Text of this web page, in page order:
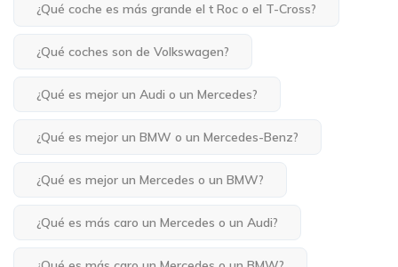
¿Qué coche es más grande el t Roc o el T-Cross?
¿Qué coches son de Volkswagen?
¿Qué es mejor un Audi o un Mercedes?
¿Qué es mejor un BMW o un Mercedes-Benz?
¿Qué es mejor un Mercedes o un BMW?
¿Qué es más caro un Mercedes o un Audi?